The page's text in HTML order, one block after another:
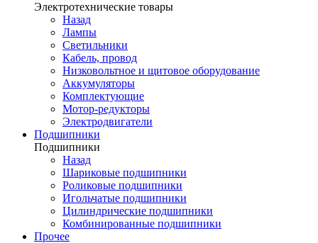
Электротехнические товары
Назад
Лампы
Светильники
Кабель, провод
Низковольтное и щитовое оборудование
Аккумуляторы
Комплектующие
Мотор-редукторы
Электродвигатели
Подшипники
Подшипники
Назад
Шариковые подшипники
Роликовые подшипники
Игольчатые подшипники
Цилиндрические подшипники
Комбинированные подшипники
Прочее